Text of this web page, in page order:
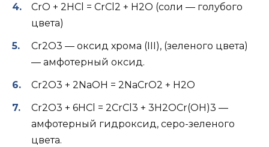
СrO + 2HCl = CrCl2 + H2O (cоли — голубого
цвета)
Cr2O3 — оксид хрома (III), (зеленого цвета)
— амфотерный оксид.
Сr2O3 + 2NaOH = 2NaCrO2 + H2O
Cr2O3 + 6HCl = 2CrCl3 + 3H2OСr(OH)3 —
амфотерный гидроксид, серо-зеленого
цвета.